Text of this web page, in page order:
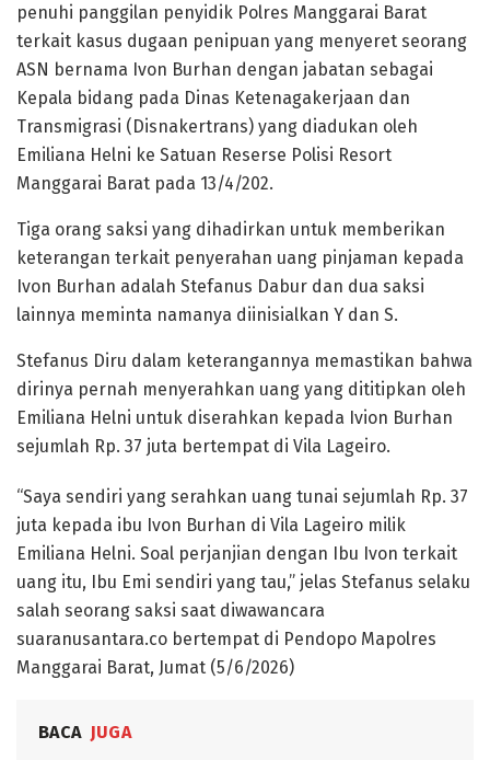
penuhi panggilan penyidik Polres Manggarai Barat
terkait kasus dugaan penipuan yang menyeret seorang
ASN bernama Ivon Burhan dengan jabatan sebagai
Kepala bidang pada Dinas Ketenagakerjaan dan
Transmigrasi (Disnakertrans) yang diadukan oleh
Emiliana Helni ke Satuan Reserse Polisi Resort
Manggarai Barat pada 13/4/202.
Tiga orang saksi yang dihadirkan untuk memberikan
keterangan terkait penyerahan uang pinjaman kepada
Ivon Burhan adalah Stefanus Dabur dan dua saksi
lainnya meminta namanya diinisialkan Y dan S.
Stefanus Diru dalam keterangannya memastikan bahwa
dirinya pernah menyerahkan uang yang dititipkan oleh
Emiliana Helni untuk diserahkan kepada Ivion Burhan
sejumlah Rp. 37 juta bertempat di Vila Lageiro.
“Saya sendiri yang serahkan uang tunai sejumlah Rp. 37
juta kepada ibu Ivon Burhan di Vila Lageiro milik
Emiliana Helni. Soal perjanjian dengan Ibu Ivon terkait
uang itu, Ibu Emi sendiri yang tau,” jelas Stefanus selaku
salah seorang saksi saat diwawancara
suaranusantara.co bertempat di Pendopo Mapolres
Manggarai Barat, Jumat (5/6/2026)
BACA JUGA